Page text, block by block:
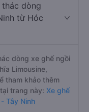
thác dòng
từ Hóc
dòng xe ghế ngồi
Limousine,
tham khảo thêm
trang này: Xe ghế
Tây Ninh